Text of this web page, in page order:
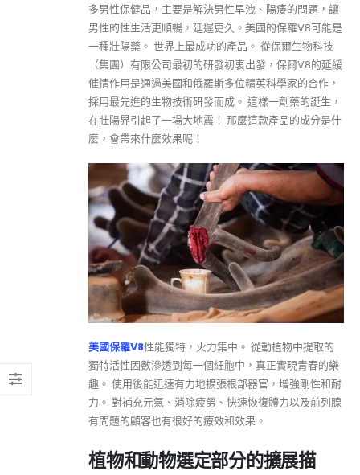
多男性保健品，主要是解決男性早洩、陽痿的問題，讓
男性的性生活更順暢，延遲更久。美國的保羅V8可能是
一種壯陽藥。 世界上最成功的產品。 從保爾生物科技
（集團）有限公司最初的研發初衷出發，保爾V8的延緩
催情作用是通過美國和俄羅斯多位精英科學家的合作，
採用最先進的生物技術研發而成。 這樣一劑藥的誕生，
在壯陽界引起了一場大地震！ 那麼這款產品的成分是什
麼，會帶來什麼效果呢！
美國保羅V8性能獨特，火力集中。 從動植物中提取的
獨特活性因數滲透到每一個細胞中，真正實現青春的樂
趣。 使用後能迅速有力地擴張根部器官，增強剛性和耐
力。 對補充元氣、消除疲勞、快速恢復體力以及前列腺
有問題的顧客也有很好的療效和效果。
植物和動物選定部分的擴展描